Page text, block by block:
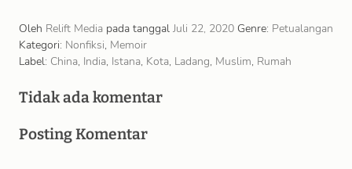
Oleh Relift Media pada tanggal Juli 22, 2020 Genre: Petualangan
Kategori: Nonfiksi, Memoir
Label: China, India, Istana, Kota, Ladang, Muslim, Rumah
Tidak ada komentar
Posting Komentar